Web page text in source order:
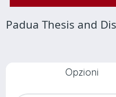
Padua Thesis and
Opzioni